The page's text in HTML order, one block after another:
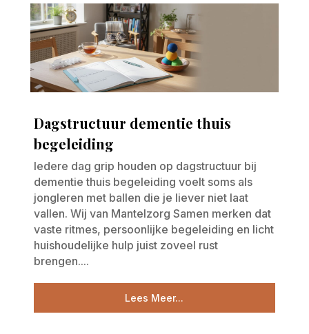
Dagstructuur dementie thuis
begeleiding
Iedere dag grip houden op dagstructuur bij
dementie thuis begeleiding voelt soms als
jongleren met ballen die je liever niet laat
vallen. Wij van Mantelzorg Samen merken dat
vaste ritmes, persoonlijke begeleiding en licht
huishoudelijke hulp juist zoveel rust
brengen....
Lees Meer...